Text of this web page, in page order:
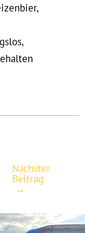
Nächster
Beitrag
→